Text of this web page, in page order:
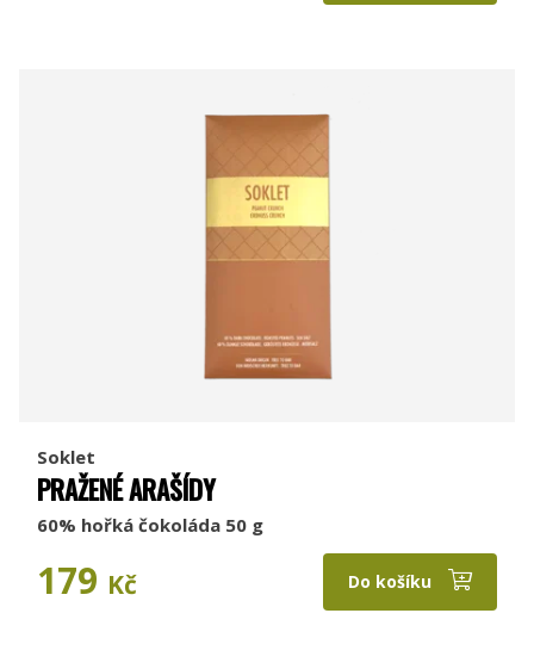
Soklet
PRAŽENÉ ARAŠÍDY
60% hořká čokoláda 50 g
179 Kč Do košíku